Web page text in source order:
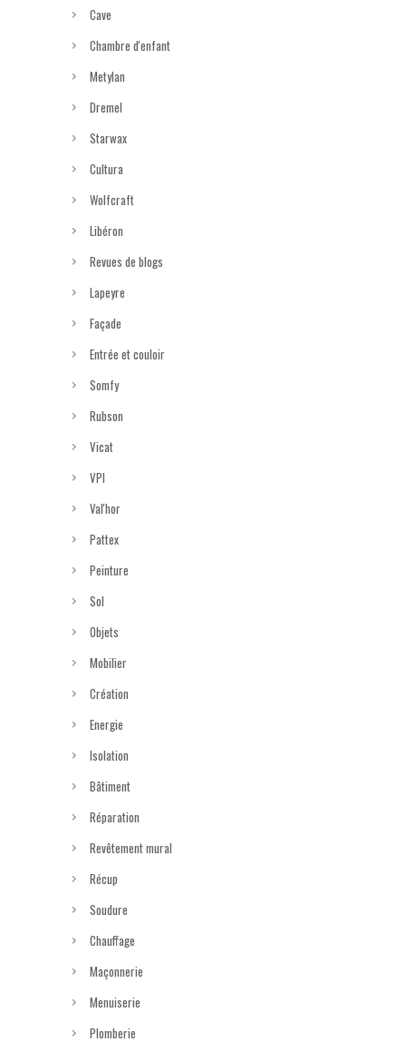
Cave
Chambre d'enfant
Metylan
Dremel
Starwax
Cultura
Wolfcraft
Libéron
Revues de blogs
Lapeyre
Façade
Entrée et couloir
Somfy
Rubson
Vicat
VPI
Val'hor
Pattex
Peinture
Sol
Objets
Mobilier
Création
Energie
Isolation
Bâtiment
Réparation
Revêtement mural
Récup
Soudure
Chauffage
Maçonnerie
Menuiserie
Plomberie